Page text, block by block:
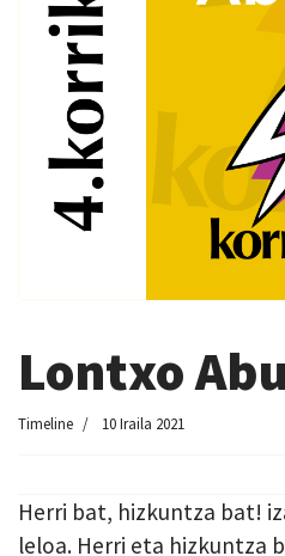
Lontxo
Timeline 10 Iraila 2021
Herri bat, hizkuntza bat!
leloa. Herri eta hizkuntza